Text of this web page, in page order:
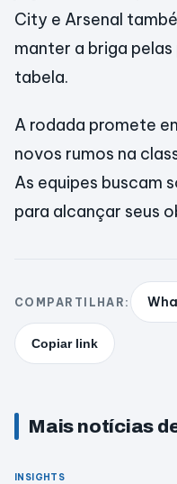
City e Arsenal
manter a briga
tabela.
A rodada promete
novos rumos na
As equipes buscam
para alcançar seus
COMPARTILHAR:
Copiar link
Mais notícias
INSIGHTS